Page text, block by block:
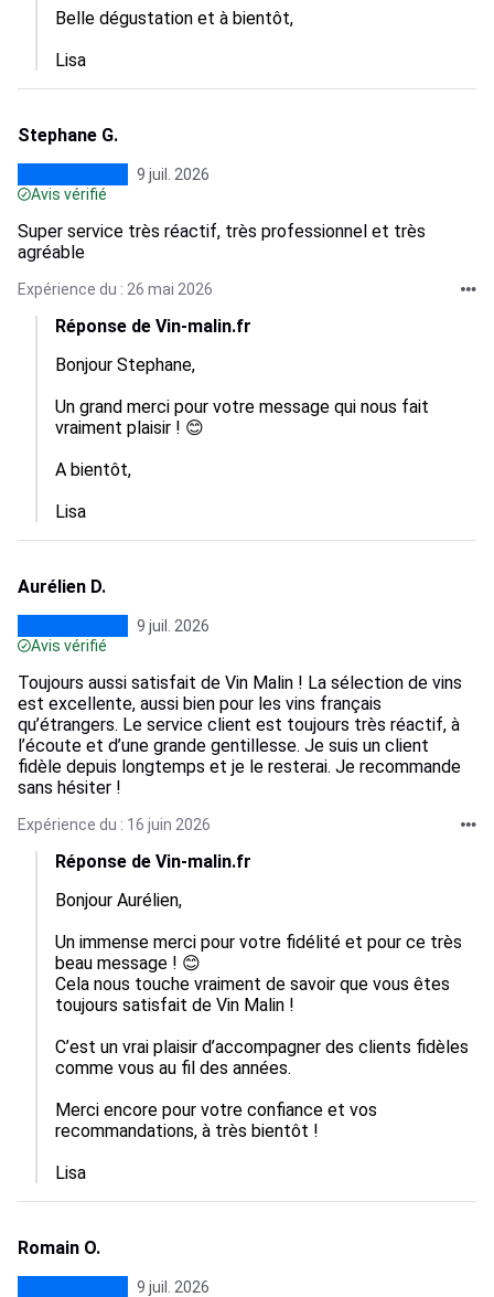
Belle dégustation et à bientôt,
Lisa
Stephane G.
9 juil. 2026
Avis vérifié
Super service très réactif, très professionnel et très
agréable
Expérience du : 26 mai 2026
Réponse de Vin-malin.fr
Bonjour Stephane,
Un grand merci pour votre message qui nous fait
vraiment plaisir ! 😊
A bientôt,
Lisa
Aurélien D.
9 juil. 2026
Avis vérifié
Toujours aussi satisfait de Vin Malin ! La sélection de vins
est excellente, aussi bien pour les vins français
qu’étrangers. Le service client est toujours très réactif, à
l’écoute et d’une grande gentillesse. Je suis un client
fidèle depuis longtemps et je le resterai. Je recommande
sans hésiter !
Expérience du : 16 juin 2026
Réponse de Vin-malin.fr
Bonjour Aurélien,
Un immense merci pour votre fidélité et pour ce très
beau message ! 😊
Cela nous touche vraiment de savoir que vous êtes
toujours satisfait de Vin Malin !
C’est un vrai plaisir d’accompagner des clients fidèles
comme vous au fil des années.
Merci encore pour votre confiance et vos
recommandations, à très bientôt !
Lisa
Romain O.
9 juil. 2026